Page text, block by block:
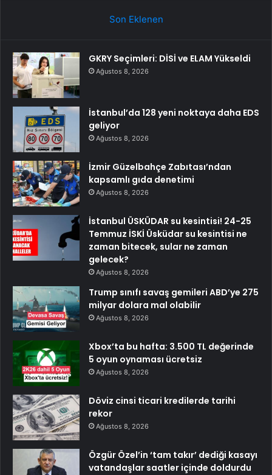
Son Eklenen
GKRY Seçimleri: DİSİ ve ELAM Yükseldi
Ağustos 8, 2026
İstanbul’da 128 yeni noktaya daha EDS
geliyor
Ağustos 8, 2026
İzmir Güzelbahçe Zabıtası’ndan
kapsamlı gıda denetimi
Ağustos 8, 2026
İstanbul ÜSKÜDAR su kesintisi! 24-25
Temmuz İSKİ Üsküdar su kesintisi ne
zaman bitecek, sular ne zaman
gelecek?
Ağustos 8, 2026
Trump sınıfı savaş gemileri ABD’ye 275
milyar dolara mal olabilir
Ağustos 8, 2026
Xbox’ta bu hafta: 3.500 TL değerinde
5 oyun oynaması ücretsiz
Ağustos 8, 2026
Döviz cinsi ticari kredilerde tarihi
rekor
Ağustos 8, 2026
Özgür Özel’in ‘tam takır’ dediği kasayı
vatandaşlar saatler içinde doldurdu